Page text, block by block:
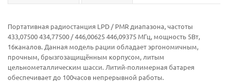
Портативная радиостанция LPD / PMR диапазона, частоты
433,07500 434,77500 / 446,00625 446,09375 МГц, мощность 5Вт,
16каналов. Данная модель рации обладает эргономичным,
прочным, брызгозащищённым корпусом, литым
цельнометаллическим шасси. Литий-полимерная батарея
обеспечивает до 100часов непрерывной работы.